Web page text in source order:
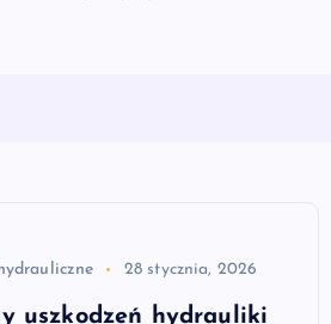
28 stycznia, 2026
uszkodzeń hydrauliki